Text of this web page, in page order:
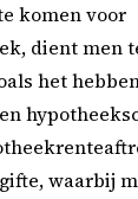
komen voor
dient men
het
waarbij